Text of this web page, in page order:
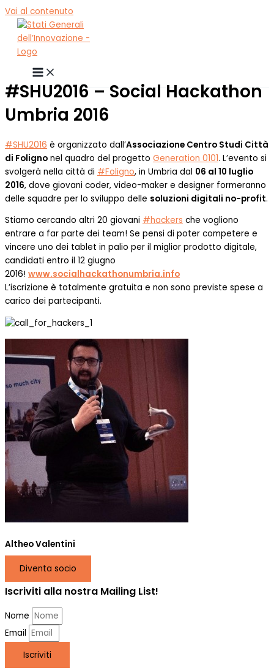
Vai al contenuto
#SHU2016 – Social Hackathon
Umbria 2016
‪#‎SHU2016‬ è organizzato dall’Associazione Centro Studi Città
di Foligno nel quadro del progetto Generation 0101. L’evento si
svolgerà nella città di ‪#‎Foligno‬, in Umbria dal 06 al 10 luglio
2016, dove giovani coder, video-maker e designer formeranno
delle squadre per lo sviluppo delle soluzioni digitali no-profit.
Stiamo cercando altri 20 giovani ‪#‎hackers‬ che vogliono
entrare a far parte dei team! Se pensi di poter competere e
vincere uno dei tablet in palio per il miglior prodotto digitale,
candidati entro il 12 giugno
2016! www.socialhackathonumbria.info
L’iscrizione è totalmente gratuita e non sono previste spese a
carico dei partecipanti.
Altheo Valentini
Diventa socio
Iscriviti alla nostra Mailing List!
Nome
Email
Iscriviti